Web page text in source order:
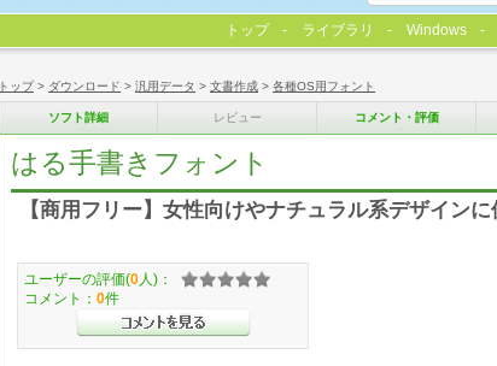
トップ> ダウンロード > 汎用データ > 文書作成 > 各種OS用フォント
ソフト詳細 レビュー コメント・評価
はる手書きフォント
【商用フリー】女性向けやナチュラル系デザイン
ユーザーの評価(0 人)：
コメント： 0件
トップ ライブラリ Windows